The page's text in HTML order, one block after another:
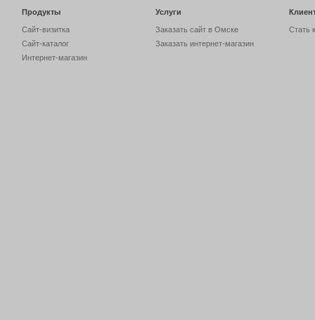
Продукты
Сайт-визитка
Сайт-каталог
Интернет-магазин
Услуги
Заказать сайт в Омске
Заказать интернет-магазин
Стать